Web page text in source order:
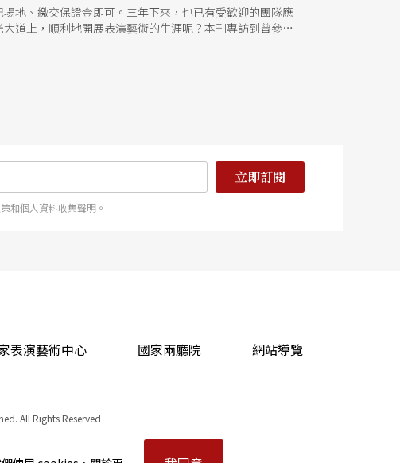
地、繳交保證金即可。三年下來，也已有受歡迎的團隊應
道上，順利地開展表演藝術的生涯呢？本刊專訪到曾參與
立即訂閱
和個人資料收集聲明。
表演藝術中心 國家兩廳院 網站導覽
All Rights Reserved